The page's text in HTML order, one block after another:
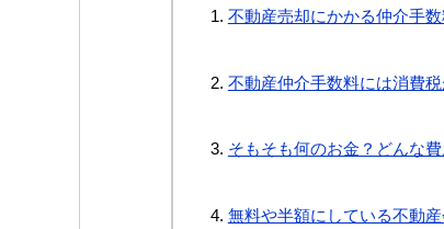
不動産売却にかかる仲介手
不動産仲介手数料には消費
そもそも何のお金？どんな
無料や半額にしている不動